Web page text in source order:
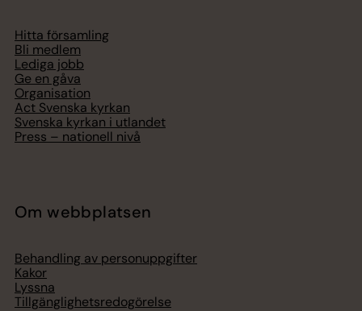
Hitta församling
Bli medlem
Lediga jobb
Ge en gåva
Organisation
Act Svenska kyrkan
Svenska kyrkan i utlandet
Press – nationell nivå
Om webbplatsen
Behandling av personuppgifter
Kakor
Lyssna
Tillgänglighetsredogörelse